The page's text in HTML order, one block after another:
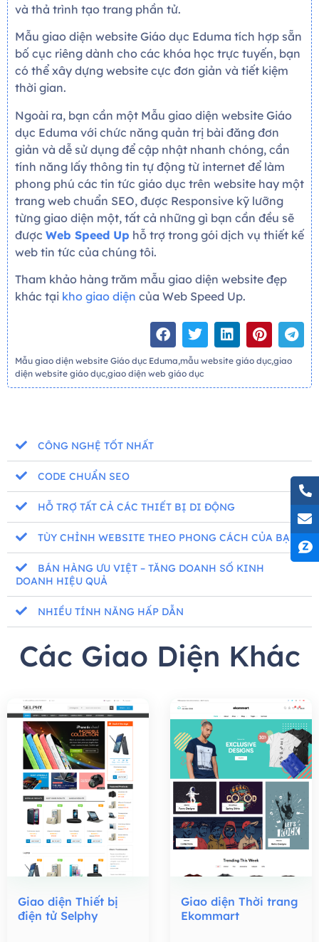
và thả trình tạo trang phần tử.
Mẫu giao diện website Giáo dục Eduma tích hợp sẵn
bố cục riêng dành cho các khóa học trực tuyến, bạn
có thể xây dựng website cực đơn giản và tiết kiệm
thời gian.
Ngoài ra, bạn cần một Mẫu giao diện website Giáo
dục Eduma với chức năng quản trị bài đăng đơn
giản và dễ sử dụng để cập nhật nhanh chóng, cần
tính năng lấy thông tin tự động từ internet để làm
phong phú các tin tức giáo dục trên website hay một
trang web chuẩn SEO, được Responsive kỹ lưỡng
từng giao diện một, tất cả những gì bạn cần đều sẽ
được Web Speed Up hỗ trợ trong gói dịch vụ thiết kế
web tin tức của chúng tôi.
Tham khảo hàng trăm mẫu giao diện website đẹp
khác tại kho giao diện của Web Speed Up.
Mẫu giao diện website Giáo dục Eduma,mẫu website giáo dục,giao
diện website giáo dục,giao diện web giáo dục
CÔNG NGHỆ TỐT NHẤT
CODE CHUẨN SEO
HỖ TRỢ TẤT CẢ CÁC THIẾT BỊ DI ĐỘNG
TÙY CHỈNH WEBSITE THEO PHONG CÁCH CỦA BẠN
BÁN HÀNG ƯU VIỆT – TĂNG DOANH SỐ KINH
DOANH HIỆU QUẢ
NHIỀU TÍNH NĂNG HẤP DẪN
Các Giao Diện Khác
Giao diện Thiết bị
điện tử Selphy
Giao diện Thời trang
Ekommart